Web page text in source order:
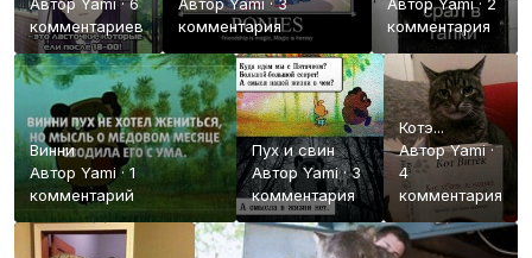
Автор Yami·6
комментариев
АвторYami ·3
комментария
АвторYami· 2
комментария
Винни
Автор Yami·1
комментарий
Пух и свин
АвторYami·3
комментария
Котэ...
АвторYami·
4
комментария